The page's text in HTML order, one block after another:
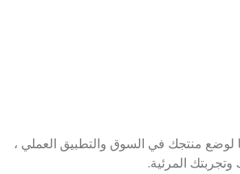
لوضع منتجك في السوق والتطبيق العملي ،
المرئية.